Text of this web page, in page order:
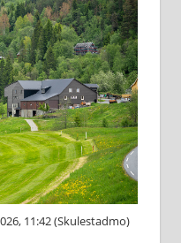
11:42 (Skulestadmo)